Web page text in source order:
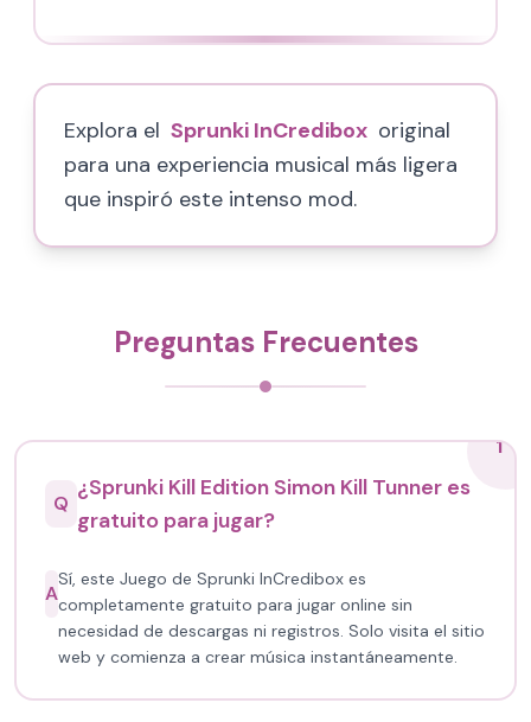
Explora el Sprunki InCredibox original
para una experiencia musical más ligera
que inspiró este intenso mod.
Preguntas Frecuentes
1
Q
¿Sprunki Kill Edition Simon Kill Tunner es
gratuito para jugar?
A
Sí, este Juego de Sprunki InCredibox es
completamente gratuito para jugar online sin
necesidad de descargas ni registros. Solo visita el sitio
web y comienza a crear música instantáneamente.